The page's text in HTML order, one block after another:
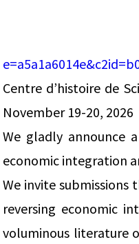
Centre d’histoire de
November 19-20, 2026
We gladly announce
economic integration
We invite
reversing economic
voluminous literature